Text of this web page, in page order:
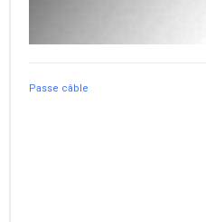
Passe câble